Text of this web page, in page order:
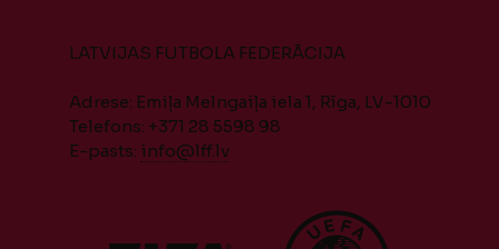
LATVIJAS FUTBOLA FEDERĀCIJA
Adrese: Emiļa Melngaiļa iela 1, Rīga, LV-1010
Telefons: +371 28 5598 98
E-pasts: info@lff.lv